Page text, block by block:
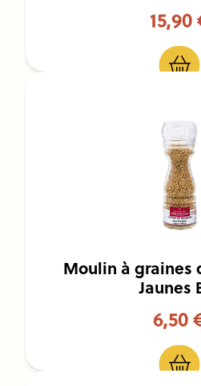
15,90
Moulin à graines
Jaunes
6,50